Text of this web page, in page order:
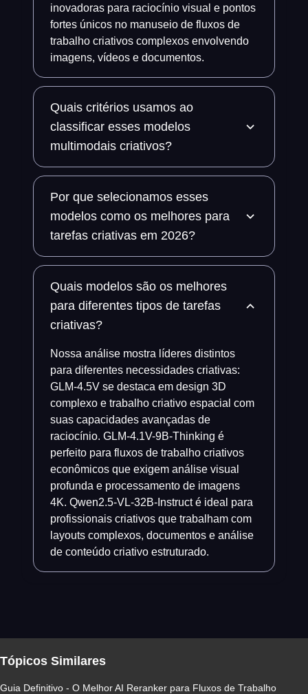
inovadoras para raciocínio visual e pontos
fortes únicos no manuseio de fluxos de
trabalho criativos complexos envolvendo
imagens, vídeos e documentos.
Quais critérios usamos ao
classificar esses modelos
multimodais criativos?
Por que selecionamos esses
modelos como os melhores para
tarefas criativas em 2026?
Quais modelos são os melhores
para diferentes tipos de tarefas
criativas?
Nossa análise mostra líderes distintos
para diferentes necessidades criativas:
GLM-4.5V se destaca em design 3D
complexo e trabalho criativo espacial com
suas capacidades avançadas de
raciocínio. GLM-4.1V-9B-Thinking é
perfeito para fluxos de trabalho criativos
econômicos que exigem análise visual
profunda e processamento de imagens
4K. Qwen2.5-VL-32B-Instruct é ideal para
profissionais criativos que trabalham com
layouts complexos, documentos e análise
de conteúdo criativo estruturado.
Tópicos Similares
Guia Definitivo - O Melhor AI Reranker para Fluxos de Trabalho